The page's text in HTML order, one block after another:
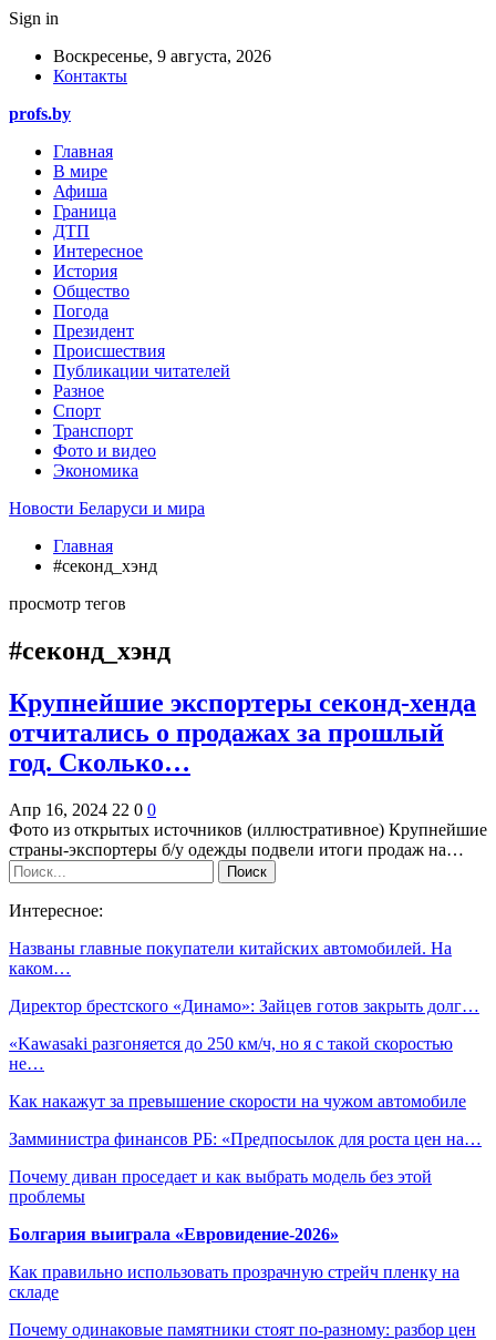
Sign in
Воскресенье, 9 августа, 2026
Контакты
profs.by
Главная
В мире
Афиша
Граница
ДТП
Интересное
История
Общество
Погода
Президент
Происшествия
Публикации читателей
Разное
Спорт
Транспорт
Фото и видео
Экономика
Новости Беларуси и мира
Главная
#секонд_хэнд
просмотр тегов
#секонд_хэнд
Крупнейшие экспортеры секонд-хенда
отчитались о продажах за прошлый
год. Сколько…
Апр 16, 2024 22 0 0
Фото из открытых источников (иллюстративное) Крупнейшие
страны-экспортеры б/у одежды подвели итоги продаж на…
Интересное:
Названы главные покупатели китайских автомобилей. На
каком…
Директор брестского «Динамо»: Зайцев готов закрыть долг…
«Kawasaki разгоняется до 250 км/ч, но я с такой скоростью
не…
Как накажут за превышение скорости на чужом автомобиле
Замминистра финансов РБ: «Предпосылок для роста цен на…
Почему диван проседает и как выбрать модель без этой
проблемы
Болгария выиграла «Евровидение-2026»
Как правильно использовать прозрачную стрейч пленку на
складе
Почему одинаковые памятники стоят по-разному: разбор цен